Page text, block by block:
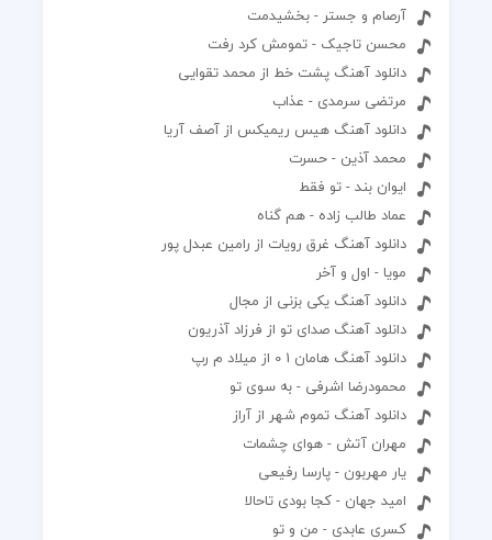
آرصام و جستر - بخشیدمت
محسن تاجیک - تمومش کرد رفت
دانلود آهنگ پشت خط از محمد تقوایی
مرتضی سرمدی - عذاب
دانلود آهنگ هیس ریمیکس از آصف آریا
محمد آذین - حسرت
ایوان بند - تو فقط
عماد طالب زاده - هم گناه
دانلود آهنگ غرق رویات از رامین عبدل پور
مویا - اول و آخر
دانلود آهنگ یکی بزنی از مجال
دانلود آهنگ صدای تو از فرزاد آذریون
دانلود آهنگ هامان 1 0 از میلاد م رپ
محمودرضا اشرفی - به سوی تو
دانلود آهنگ تموم شهر از آراز
مهران آتش - هوای چشمات
یار مهربون - پارسا رفیعی
امید جهان - کجا بودی تاحالا
کسری عابدی - من و تو